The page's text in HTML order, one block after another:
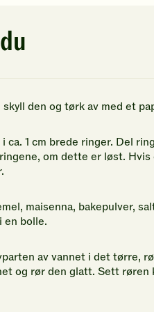
Klikk
din
vurdering.
din
den og tørk av med et
ca. 1 cm brede ringer. Del
om dette er løst.
maisenna, bakepulver,
en bolle.
av vannet i det tørre,
og rør den glatt. Sett